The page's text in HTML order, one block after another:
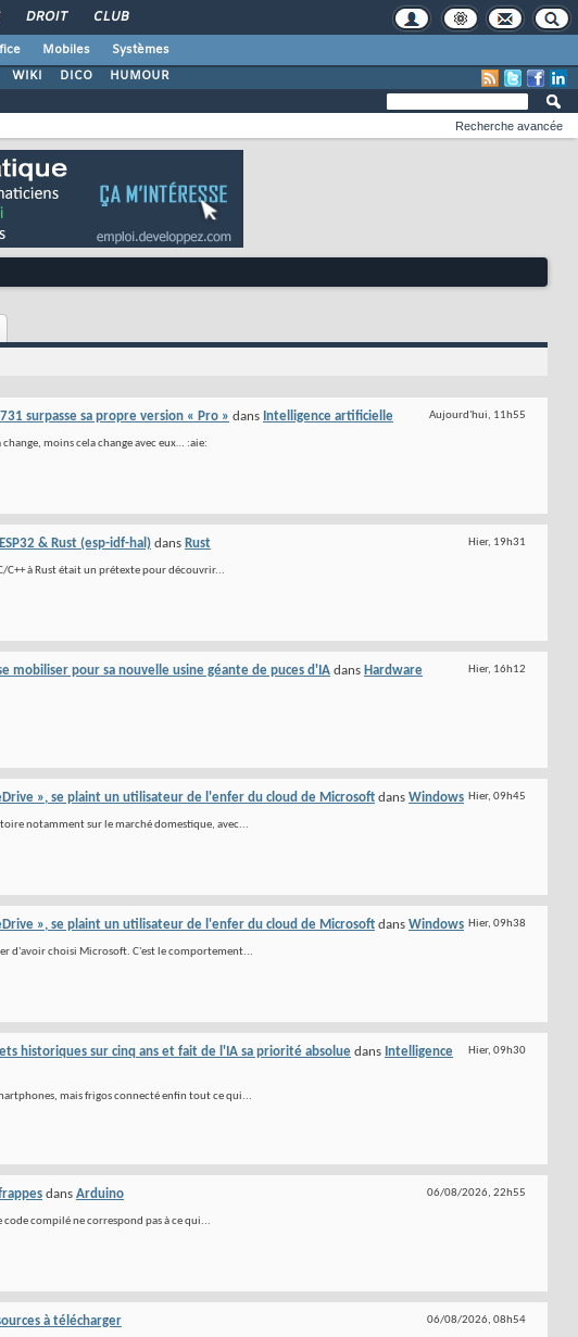
DROIT CLUB
Mobiles
Systèmes
WIKI DICO HUMOUR
Recherche avancée
Aujourd'hui, 11h55
surpasse sa propre version « Pro » dans Intelligence artificielle
moins cela change avec eux… :aie:
Hier, 19h31
& Rust (esp-idf-hal) dans Rust
C++ à Rust était un prétexte pour découvrir...
Hier, 16h12
mobiliser pour sa nouvelle usine géante de puces d'IA dans Hardware
Hier, 09h45
», se plaint un utilisateur de l'enfer du cloud de Microsoft dans Windows
notamment sur le marché domestique, avec...
Hier, 09h38
», se plaint un utilisateur de l'enfer du cloud de Microsoft dans Windows
d'avoir choisi Microsoft. C'est le comportement...
Hier, 09h30
historiques sur cinq ans et fait de l'IA sa priorité absolue dans Intelligence
mais frigos connecté enfin tout ce qui...
06/08/2026, 22h55
dans Arduino
code compilé ne correspond pas à ce qui...
06/08/2026, 08h54
à télécharger